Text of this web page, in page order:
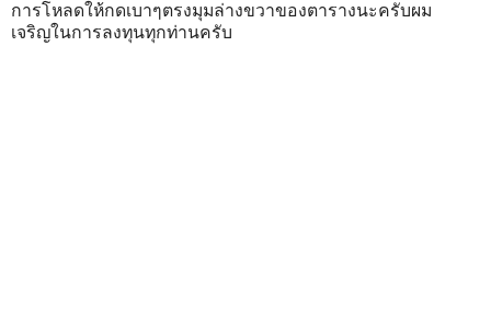
การโหลดให้กดเบาๆตรงมุมล่างขวาของตารางนะครับผม
เจริญในการลงทุนทุกท่านครับ